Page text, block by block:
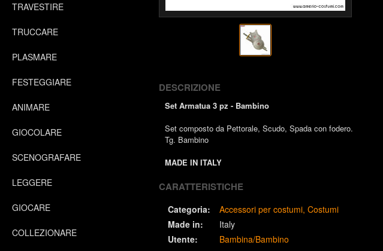
TRAVESTIRE
TRUCCARE
PLASMARE
FESTEGGIARE
ANIMARE
GIOCOLARE
SCENOGRAFARE
LEGGERE
GIOCARE
COLLEZIONARE
DESCRIZIONE
Set Armatua 3 pz - Bambino
Set composto da Pettorale, Scudo, Spada con fodero.
Tg. Bambino
MADE IN ITALY
CARATTERISTICHE
Categoria: Accessori per costumi Costumi
Made in:
Italy
Utente:
Bambina/Bambino